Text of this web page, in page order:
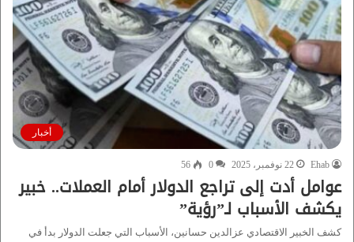
أخبار
Ehab 22 نوفمبر، 2025 0
56
عوامل أدت إلى تراجع الدولار أمام العملات.. خبير
يكشف الأسباب لـ”رؤية”
كشف الخبير الاقتصادي عزالدين حسانين، الأسباب التي جعلت الدولار بدأ في